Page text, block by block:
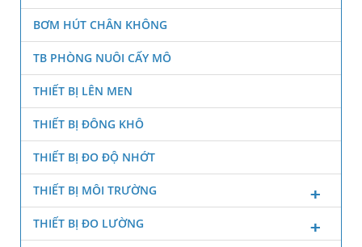
BƠM HÚT CHÂN KHÔNG
TB PHÒNG NUÔI CẤY MÔ
THIẾT BỊ LÊN MEN
THIẾT BỊ ĐÔNG KHÔ
THIẾT BỊ ĐO ĐỘ NHỚT
THIẾT BỊ MÔI TRƯỜNG
THIẾT BỊ ĐO LƯỜNG